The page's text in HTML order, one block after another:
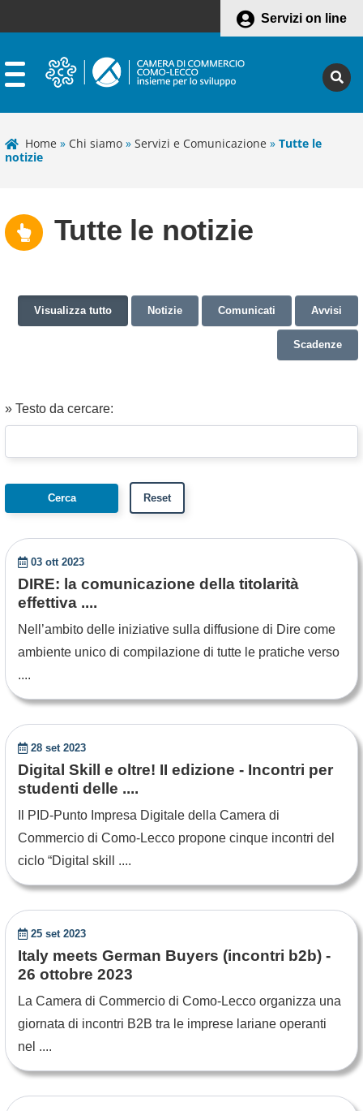
Servizi on line
Home » Chi siamo » Servizi e Comunicazione » Tutte le
notizie
Tutte le notizie
Visualizza tutto Notizie Comunicati Avvisi
Scadenze
» Testo da cercare:
03 ott 2023
DIRE: la comunicazione della titolarità
effettiva ....
Nell’ambito delle iniziative sulla diffusione di Dire come
ambiente unico di compilazione di tutte le pratiche verso
....
28 set 2023
Digital Skill e oltre! II edizione - Incontri per
studenti delle ....
Il PID-Punto Impresa Digitale della Camera di
Commercio di Como-Lecco propone cinque incontri del
ciclo “Digital skill ....
25 set 2023
Italy meets German Buyers (incontri b2b) -
26 ottobre 2023
La Camera di Commercio di Como-Lecco organizza una
giornata di incontri B2B tra le imprese lariane operanti
nel ....